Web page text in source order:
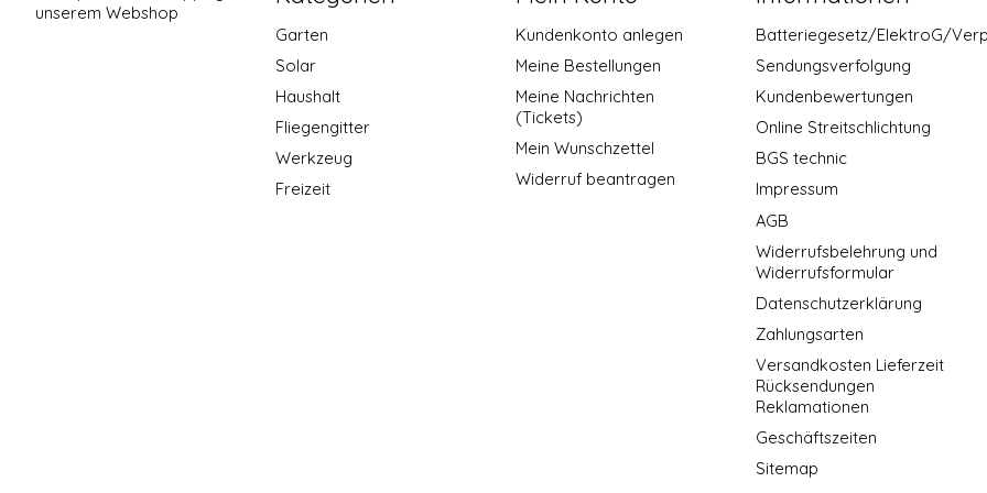
unserem Webshop
Garten
Solar
Haushalt
Fliegengitter
Werkzeug
Freizeit
Kundenkonto anlegen
Meine Bestellungen
Meine Nachrichten
(Tickets)
Mein Wunschzettel
Widerruf beantragen
Batteriegesetz/ElektroG/
Sendungsverfolgung
Kundenbewertungen
Online Streitschlichtung
BGS technic
Impressum
AGB
Widerrufsbelehrung und
Widerrufsformular
Datenschutzerklärung
Zahlungsarten
Versandkosten Lieferzeit
Rücksendungen
Reklamationen
Geschäftszeiten
Sitemap